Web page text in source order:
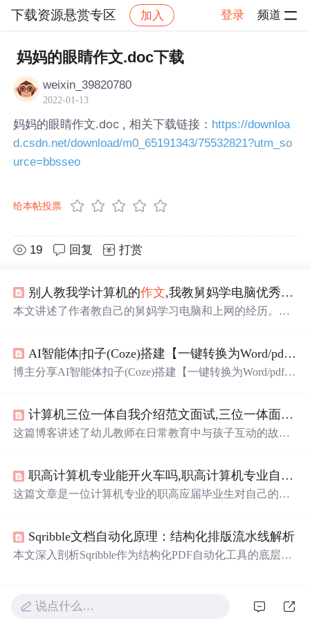
下载资源悬赏专区 加入 登录 频道
社区 下载资源悬赏专区 帖子详情
妈妈的眼睛作文.doc下载
weixin_39820780
2022-01-13
妈妈的眼睛作文.doc , 相关下载链接： https://downloa
d.csdn.net/download/m0_65191343/75532821?utm_so
urce=bbsseo
给本帖投票
19 回复 打赏
别人教我学计算机的作文,我教舅妈学电脑优秀作文
本文讲述了作者教自己的舅妈学习电脑和上网的经历。从
成就感。这个过程既展示了学习新技能的不易，也体现了
亲情与耐心的力量。
AI智能体|扣子(Coze)搭建【一键转换为Word/pdf/Excel】工作流保姆级教学
博主分享AI智能体扣子(Coze)搭建【一键转换为Word/pdf/E
rd文档为例，介绍开始、大模型、DocMaker、结束节点设
置。
计算机三位一体自我介绍范文面试,三位一体面试自我介绍范文.
这篇博客讲述了幼儿教师在日常教育中与孩子互动的故
展示了孩子对教师深深的情感依赖，提醒教师们在教育中
要时刻关注每个孩子的需求，用心去爱他们，因为孩子心
职高计算机专业能开火车吗,职高计算机专业自我鉴定.
这篇文章是一位计算机专业的职高应届毕业生对自己的学
如何通过自我改进来弥补不足，展望未来职业生涯的挑战
与期待。
Sqribble文档自动化原理：结构化排版流水线解析
本文深入剖析Sqribble作为结构化PDF自动化工具的底层原
清洗）、规则化排版引擎（确定性分页/层级/导航生成）及
交互式编辑器与导出层（沙盒式UI与PDF封装）。强调其
说点什么…